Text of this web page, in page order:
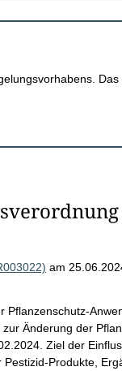
am
Änderung der
Ziel der
Produkte,